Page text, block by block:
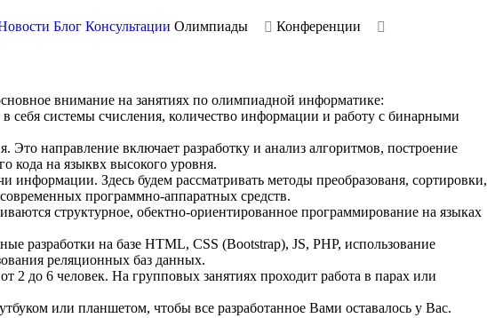
Блог Консультации Олимпиады Конференции
внимание на занятиях по олимпиадной информатике:
себя системы счисления, количество информации и работу с бинарными
направление включает разработку и анализ алгоритмов, построение
кода на языквх высокого уровня.
Здесь будем рассматривать методы преобразованя, сортировки,
программно-аппаратных средств.
структурное, обектно-ориентированное программирование на языках
разработки на базе HTML, CSS (Bootstrap), JS, PHP, использование
реляционных баз данных.
2 до 6 человек. На групповых занятиях проходит работа в парах или
или планшетом, чтобы все разработанное Вами оставалось у Вас.